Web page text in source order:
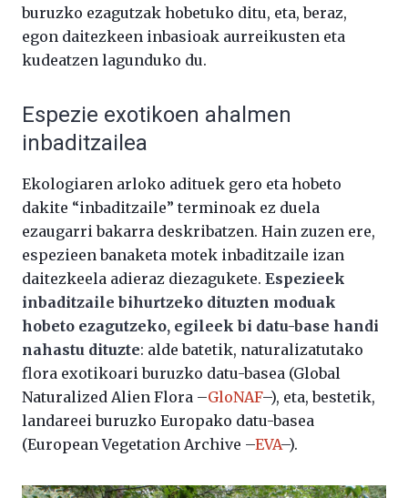
buruzko ezagutzak hobetuko ditu, eta, beraz,
egon daitezkeen inbasioak aurreikusten eta
kudeatzen lagunduko du.
Espezie exotikoen ahalmen
inbaditzailea
Ekologiaren arloko adituek gero eta hobeto
dakite “inbaditzaile” terminoak ez duela
ezaugarri bakarra deskribatzen. Hain zuzen ere,
espezieen banaketa motek inbaditzaile izan
daitezkeela adieraz diezagukete. Espezieek
inbaditzaile bihurtzeko dituzten moduak
hobeto ezagutzeko, egileek bi datu-base handi
nahastu dituzte: alde batetik, naturalizatutako
flora exotikoari buruzko datu-basea (Global
Naturalized Alien Flora –GloNAF–), eta, bestetik,
landareei buruzko Europako datu-basea
(European Vegetation Archive –EVA–).